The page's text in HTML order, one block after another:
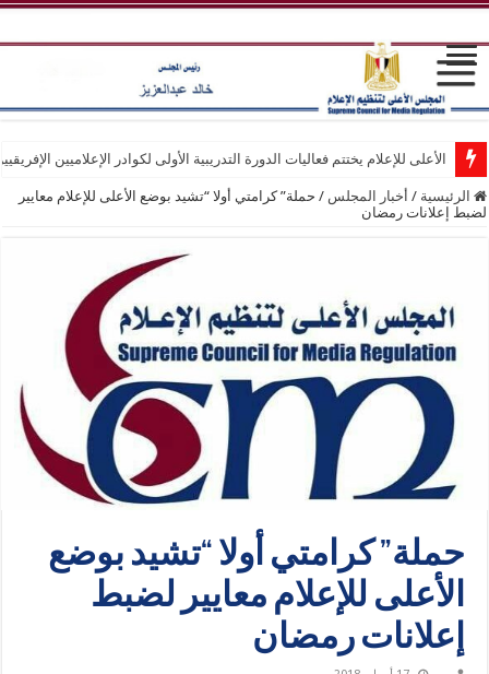
الأعلى للإعلام يختتم فعاليات الدورة التدريبية الأولى لكوادر الإعلاميين
الرئيسية / أخبار المجلس / حملة” كرامتي أولا “تشيد بوضع الأعلى للإعلام معايير
لضبط إعلانات رمضان
حملة” كرامتي أولا “تشيد بوضع
الأعلى للإعلام معايير لضبط
إعلانات رمضان